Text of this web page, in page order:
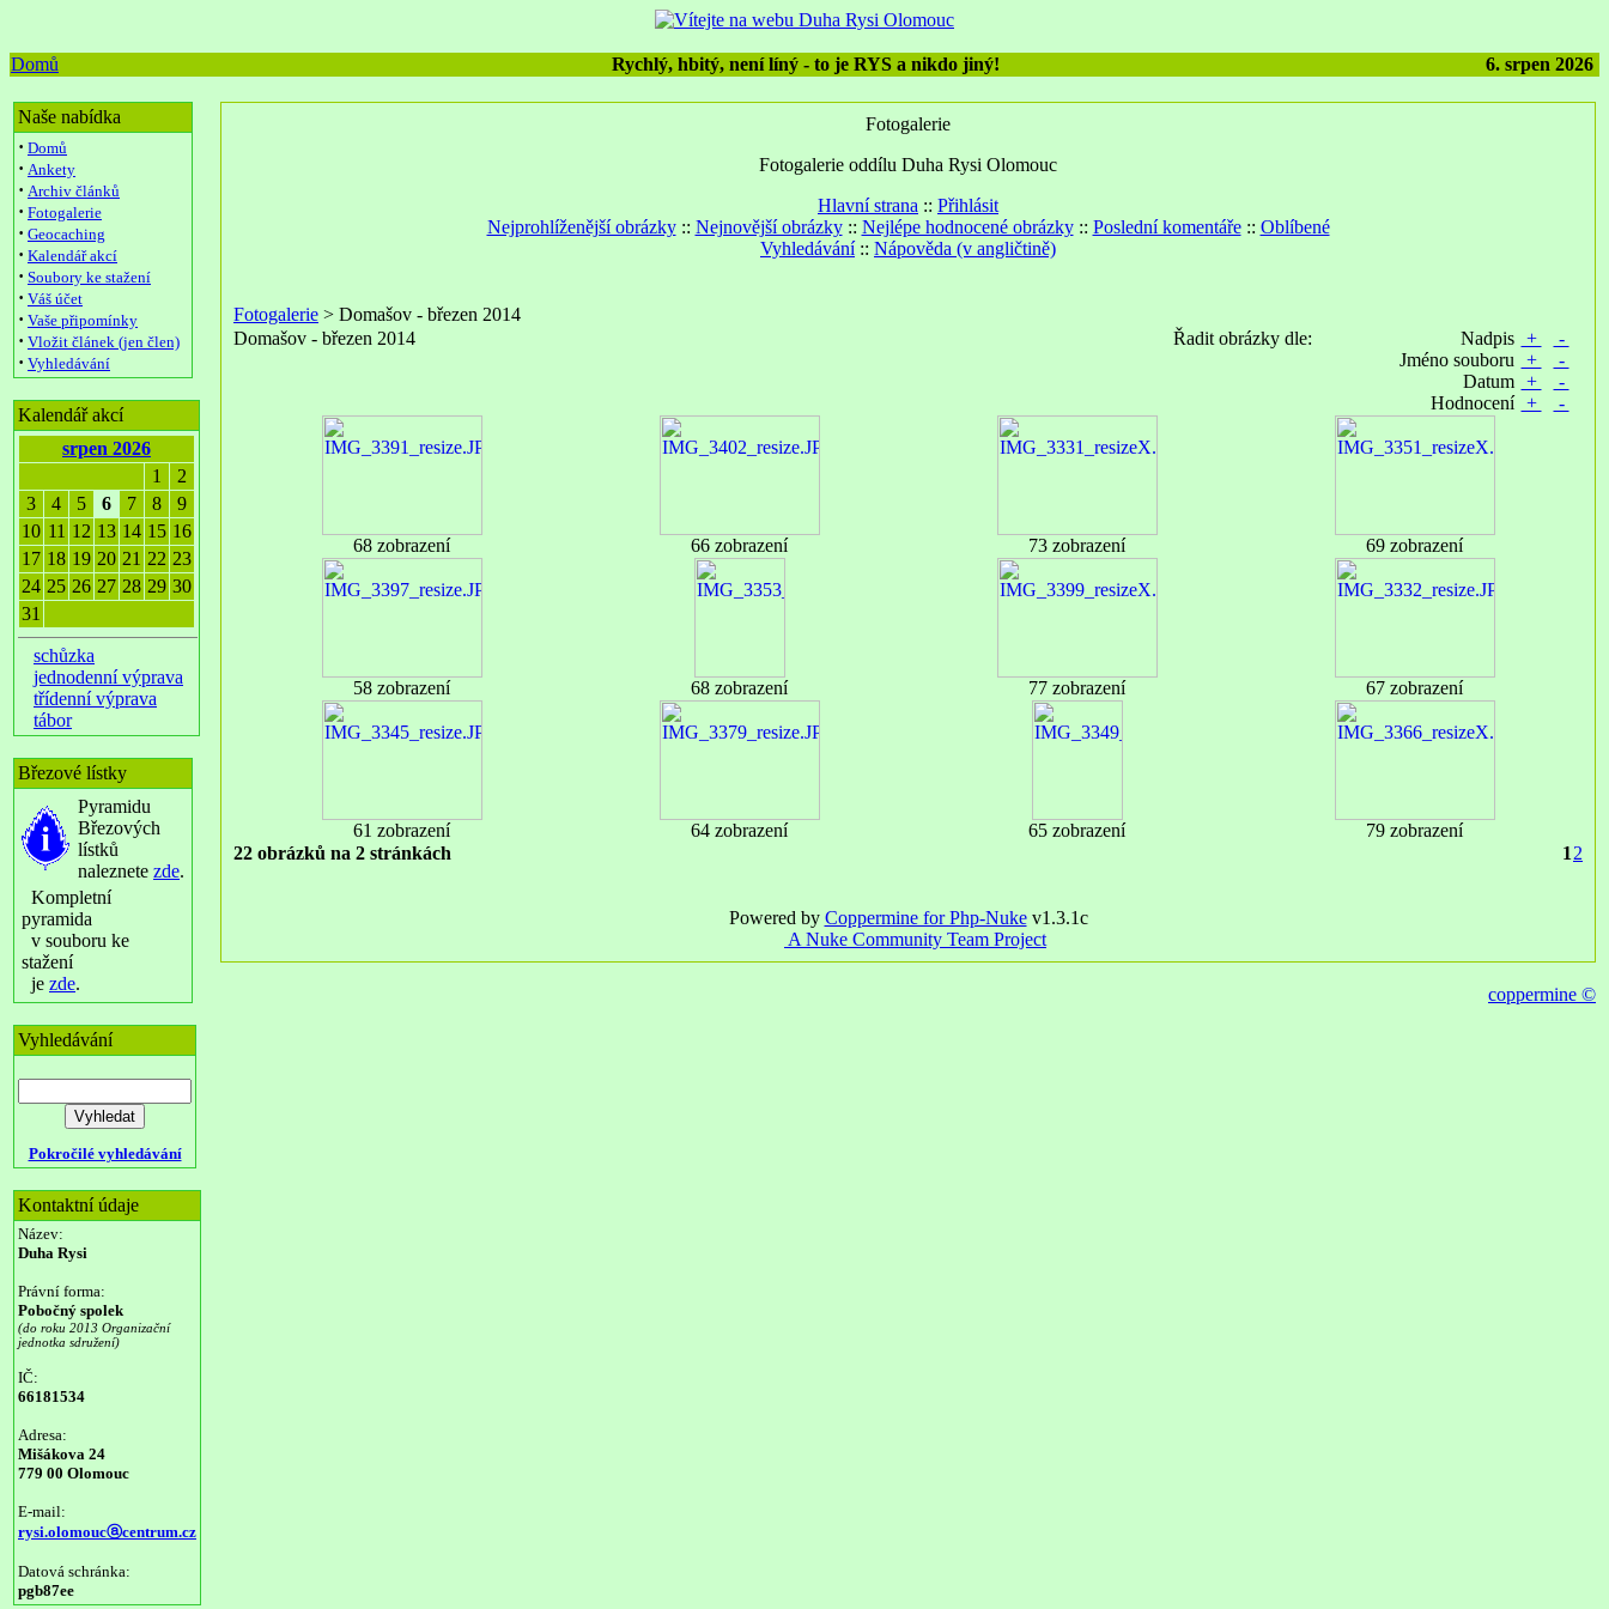
Domů Rychlý, hbitý, není líný - to je RYS a nikdo jiný! 6. srpen 2026
Naše nabídka
· Domů
· Ankety
· Archiv článků
· Fotogalerie
· Geocaching
· Kalendář akcí
· Soubory ke stažení
· Váš účet
· Vaše připomínky
· Vložit článek (jen člen)
· Vyhledávání
Kalendář akcí
srpen 2026
1
2
3
4 5 6 7 8
9
10 11 12 13 14 15 16
17 18 19 20 21 22 23
24 25 26 27 28 29 30
31
schůzka
jednodenní výprava
třídenní výprava
tábor
Březové lístky
Pyramidu
Březových
lístků
naleznete zde.
Kompletní
pyramida
v souboru ke
stažení
je zde.
Vyhledávání
Pokročilé vyhledávání
Kontaktní údaje
Název:
Duha Rysi
Právní forma:
Pobočný spolek
(do roku 2013 Organizační
jednotka sdružení)
IČ:
66181534
Adresa:
Mišákova 24
779 00 Olomouc
E-mail:
rysi.olomoucⓐcentrum.cz
Datová schránka:
pgb87ee
Fotogalerie
Fotogalerie oddílu Duha Rysi Olomouc
Hlavní strana :: Přihlásit
Nejprohlíženější obrázky:: Nejnovější obrázky:: Nejlépe hodnocené obrázky:: Poslední komentáře:: Oblíbené
Vyhledávání:: Nápověda (v angličtině)
Fotogalerie > Domašov - březen 2014
Domašov - březen 2014
Řadit obrázky dle: Nadpis +
-
Jméno souboru
+
-
Datum +
-
Hodnocení + -
68 zobrazení 66 zobrazení 73 zobrazení 69 zobrazení
58 zobrazení 68 zobrazení 77 zobrazení 67 zobrazení
61 zobrazení 64 zobrazení 65 zobrazení
79 zobrazení
22 obrázků na 2 stránkách
1 2
Powered by Coppermine for Php-Nukev1.3.1c
A Nuke Community Team Project
coppermine ©